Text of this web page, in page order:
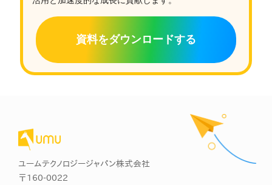
資料をダウンロードする
ユームテクノロジージャパン株式会社
〒160-0022